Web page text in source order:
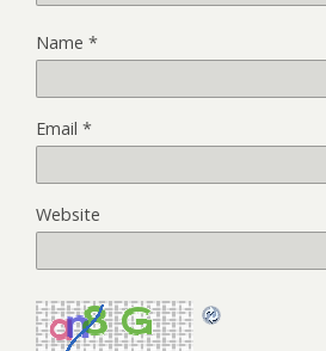
Name *
Email *
Website